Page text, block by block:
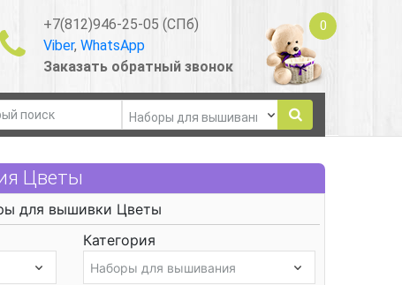
+7(812)946-25-05 (СПб)
Viber, WhatsApp
Заказать обратный звонок
0
Цветы
для вышивки Цветы
Категория